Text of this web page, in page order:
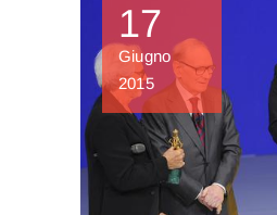
17
Giugno
2015